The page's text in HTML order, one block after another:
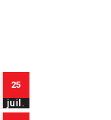
25
juil.